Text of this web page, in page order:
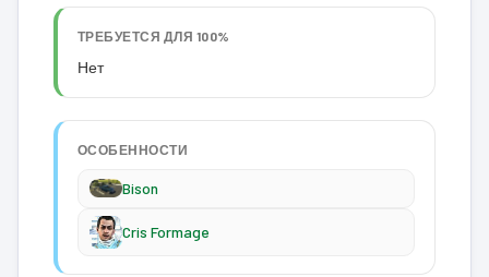
ТРЕБУЕТСЯ ДЛЯ 100%
Нет
ОСОБЕННОСТИ
Bison
Cris Formage